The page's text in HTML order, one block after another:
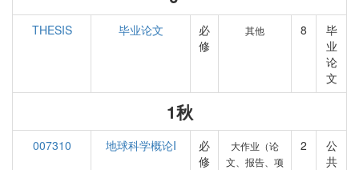
THESIS 毕业论文
必
修
其他 8
毕
业
论
文
1秋
007310 地球科学概论I
必
修
大作业（论
文、报告、项
2
公
共